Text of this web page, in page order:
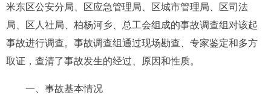
米东区公安分局、区应急管理局、区城市管理局
区司法
局、区人社局、柏杨河乡、总工会组成的事故调查组 对该起
事故进行调查。事故调查组通过现场勘查、专家鉴定和多方
取证，查清了事故发生的经过、原因和性质。
一、事故基本情况